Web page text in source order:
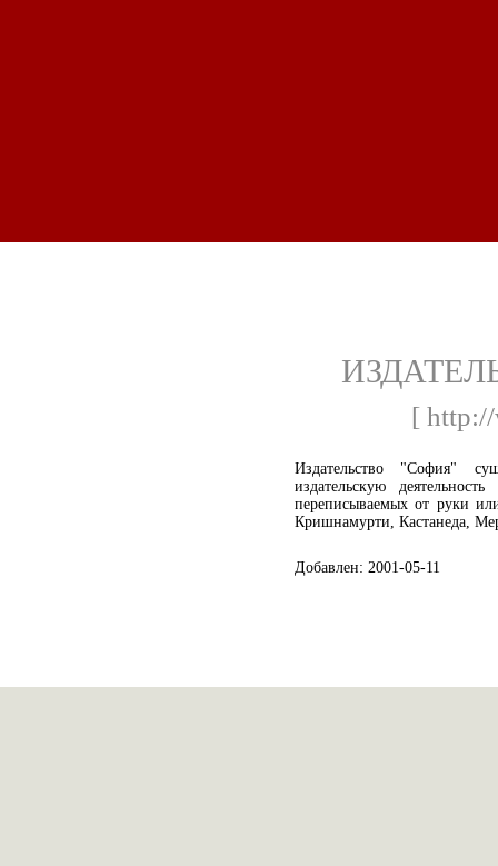
[
Издательство "София"
издательскую
переписываемых от руки
Кришнамурти, Кастанеда,
Добавлен: 2001-05-11